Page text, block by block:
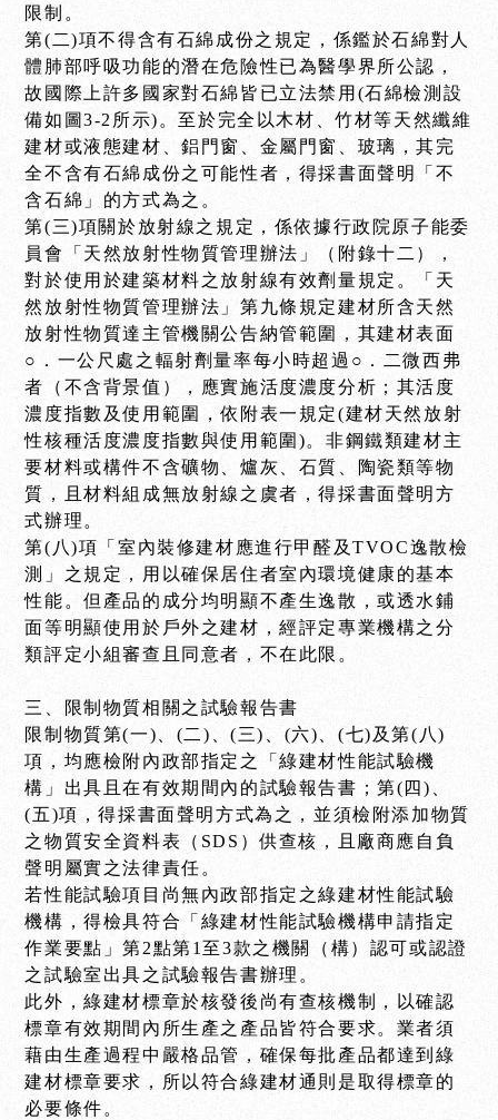
限制。
第(二)項不得含有石綿成份之規定，係鑑於石綿對人
體肺部呼吸功能的潛在危險性已為醫學界所公認，
故國際上許多國家對石綿皆已立法禁用(石綿檢測設
備如圖3-2所示)。至於完全以木材、竹材等天然纖維
建材或液態建材、鋁門窗、金屬門窗、玻璃，其完
全不含有石綿成份之可能性者，得採書面聲明「不
含石綿」的方式為之。
第(三)項關於放射線之規定，係依據行政院原子能委
員會「天然放射性物質管理辦法」（附錄十二），
對於使用於建築材料之放射線有效劑量規定。「天
然放射性物質管理辦法」第九條規定建材所含天然
放射性物質達主管機關公告納管範圍，其建材表面
○．一公尺處之輻射劑量率每小時超過○．二微西弗
者（不含背景值），應實施活度濃度分析；其活度
濃度指數及使用範圍，依附表一規定(建材天然放射
性核種活度濃度指數與使用範圍)。非鋼鐵類建材主
要材料或構件不含礦物、爐灰、石質、陶瓷類等物
質，且材料組成無放射線之虞者，得採書面聲明方
式辦理。
第(八)項「室內裝修建材應進行甲醛及TVOC逸散檢
測」之規定，用以確保居住者室內環境健康的基本
性能。但產品的成分均明顯不產生逸散，或透水鋪
面等明顯使用於戶外之建材，經評定專業機構之分
類評定小組審查且同意者，不在此限。
三、限制物質相關之試驗報告書
限制物質第(一)、(二)、(三)、(六)、(七)及第(八)
項，均應檢附內政部指定之「綠建材性能試驗機
構」出具且在有效期間內的試驗報告書；第(四)、
(五)項，得採書面聲明方式為之，並須檢附添加物質
之物質安全資料表（SDS）供查核，且廠商應自負
聲明屬實之法律責任。
若性能試驗項目尚無內政部指定之綠建材性能試驗
機構，得檢具符合「綠建材性能試驗機構申請指定
作業要點」第2點第1至3款之機關（構）認可或認證
之試驗室出具之試驗報告書辦理。
此外，綠建材標章於核發後尚有查核機制，以確認
標章有效期間內所生產之產品皆符合要求。業者須
藉由生產過程中嚴格品管，確保每批產品都達到綠
建材標章要求，所以符合綠建材通則是取得標章的
必要條件。